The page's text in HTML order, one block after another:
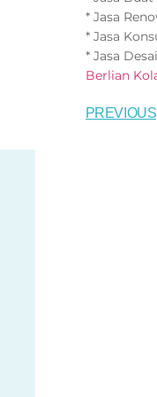
* Jasa
* Jasa
* Jasa
Berlian
PREVIOUS